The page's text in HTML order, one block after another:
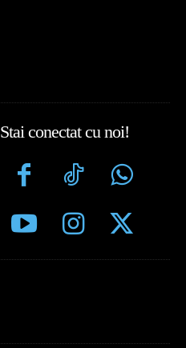
Stai conectat cu noi!